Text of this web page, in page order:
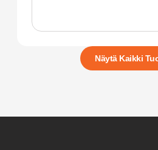
Näytä Kaikki